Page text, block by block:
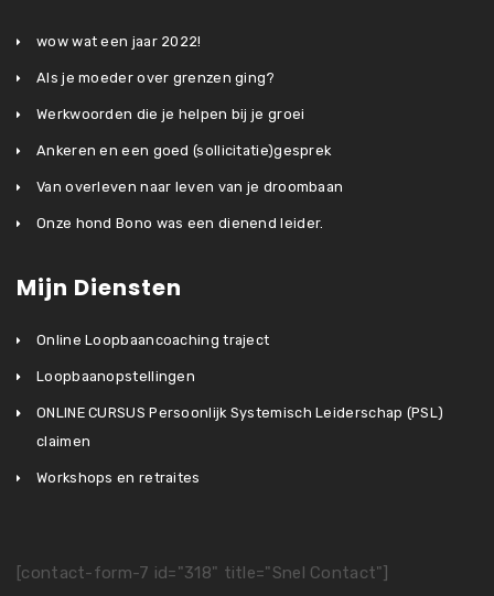
wow wat een jaar 2022!
Als je moeder over grenzen ging?
Werkwoorden die je helpen bij je groei
Ankeren en een goed (sollicitatie)gesprek
Van overleven naar leven van je droombaan
Onze hond Bono was een dienend leider.
Mijn Diensten
Online Loopbaancoaching traject
Loopbaanopstellingen
ONLINE CURSUS Persoonlijk Systemisch Leiderschap (PSL)
claimen
Workshops en retraites
[contact-form-7 id="318" title="Snel Contact"]